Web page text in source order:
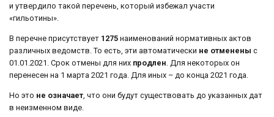
и утвердило такой перечень, который избежал участи
«гильотины».
В перечне присутствует 1275 наименований нормативных актов
различных ведомств. То есть, эти автоматически не отменены с
01.01.2021. Срок отмены для них продлен . Для некоторых он
перенесен на 1 марта 2021 года. Для иных – до конца 2021 года.
Но это не означает , что они будут существовать до указанных дат
в неизменном виде.